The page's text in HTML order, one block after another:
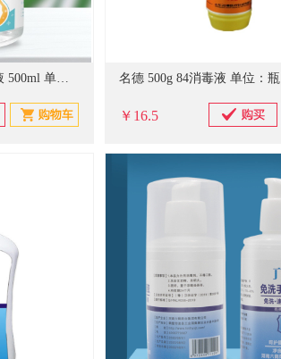
海氏海诺 免洗 乙醇手消毒液 500ml 单位:瓶 名德 500g 84消毒液 单位：瓶
￥16.5